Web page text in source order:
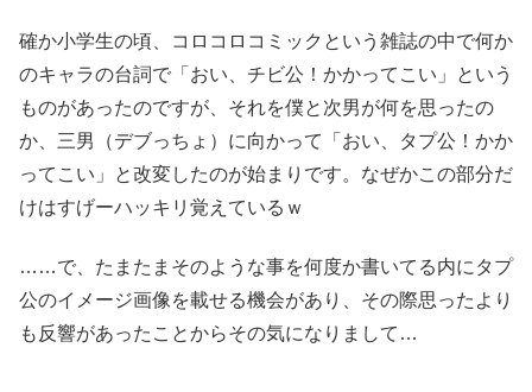
確か小学生の頃、コロコロコミックという雑誌の中で何か
のキャラの台詞で「おい、チビ公！かかってこい」という
ものがあったのですが、それを僕と次男が何を思ったの
か、三男（デブっちょ）に向かって「おい、タプ公！かか
ってこい」と改変したのが始まりです。なぜかこの部分だ
けはすげーハッキリ覚えているｗ
……で、たまたまそのような事を何度か書いてる内にタプ
公のイメージ画像を載せる機会があり、その際思ったより
も反響があったことからその気になりまして…